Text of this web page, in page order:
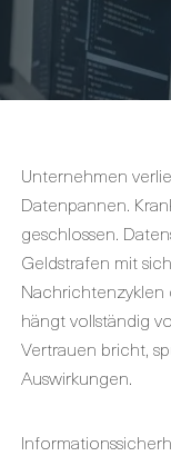
Unternehmen
Datenpannen.
geschlossen.
Geldstrafen mit
Nachrichtenzyklen
hängt vollständig
Vertrauen bricht,
Auswirkungen.